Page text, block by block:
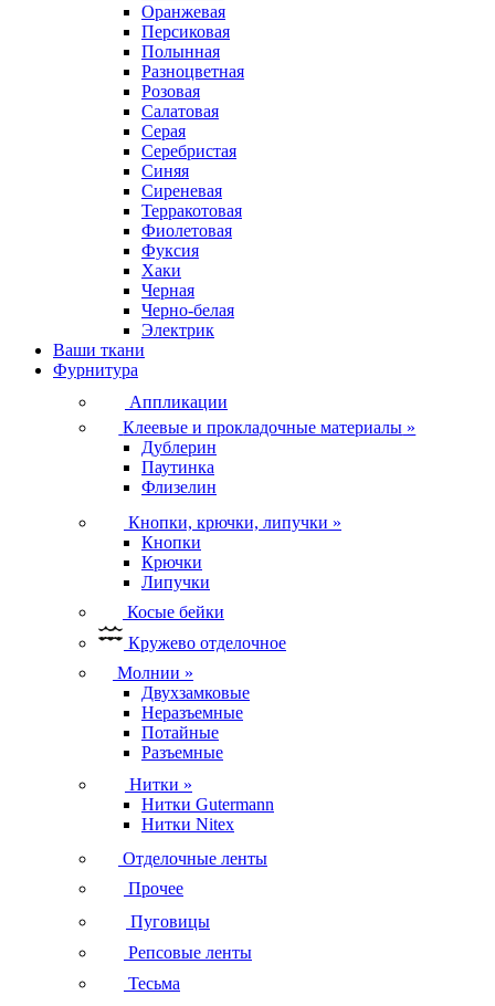
Оранжевая
Персиковая
Полынная
Разноцветная
Розовая
Салатовая
Серая
Серебристая
Синяя
Сиреневая
Терракотовая
Фиолетовая
Фуксия
Хаки
Черная
Черно-белая
Электрик
Ваши ткани
Фурнитура
Аппликации
Клеевые и прокладочные материалы »
Дублерин
Паутинка
Флизелин
Кнопки, крючки, липучки »
Кнопки
Крючки
Липучки
Косые бейки
Кружево отделочное
Молнии »
Двухзамковые
Неразъемные
Потайные
Разъемные
Нитки »
Нитки Gutermann
Нитки Nitex
Отделочные ленты
Прочее
Пуговицы
Репсовые ленты
Тесьма